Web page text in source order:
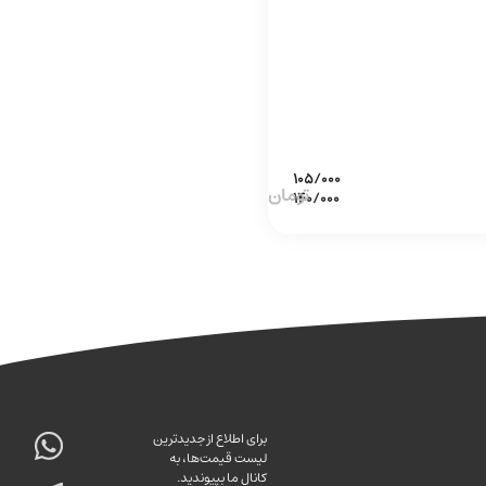
برای اطلاع از جدیدترین
لیست قیمت‌ها، به
کانال ما بپیوندید.